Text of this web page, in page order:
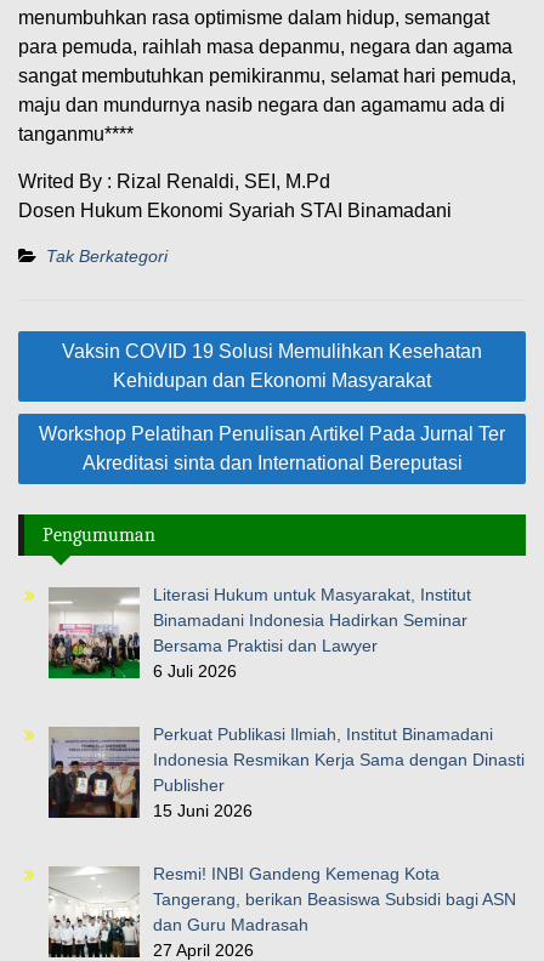
menumbuhkan rasa optimisme dalam hidup, semangat
para pemuda, raihlah masa depanmu, negara dan agama
sangat membutuhkan pemikiranmu, selamat hari pemuda,
maju dan mundurnya nasib negara dan agamamu ada di
tanganmu****
Writed By : Rizal Renaldi, SEI, M.Pd
Dosen Hukum Ekonomi Syariah STAI Binamadani
Tak Berkategori
Navigasi
Vaksin COVID 19 Solusi Memulihkan Kesehatan
Kehidupan dan Ekonomi Masyarakat
Workshop Pelatihan Penulisan Artikel Pada Jurnal Ter
Akreditasi sinta dan International Bereputasi
Pengumuman
Literasi Hukum untuk Masyarakat, Institut
Binamadani Indonesia Hadirkan Seminar
Bersama Praktisi dan Lawyer
6 Juli 2026
Perkuat Publikasi Ilmiah, Institut Binamadani
Indonesia Resmikan Kerja Sama dengan Dinasti
Publisher
15 Juni 2026
Resmi! INBI Gandeng Kemenag Kota
Tangerang, berikan Beasiswa Subsidi bagi ASN
dan Guru Madrasah
27 April 2026